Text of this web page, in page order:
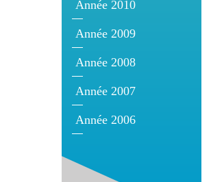
Année 2010
Année 2009
Année 2008
Année 2007
Année 2006